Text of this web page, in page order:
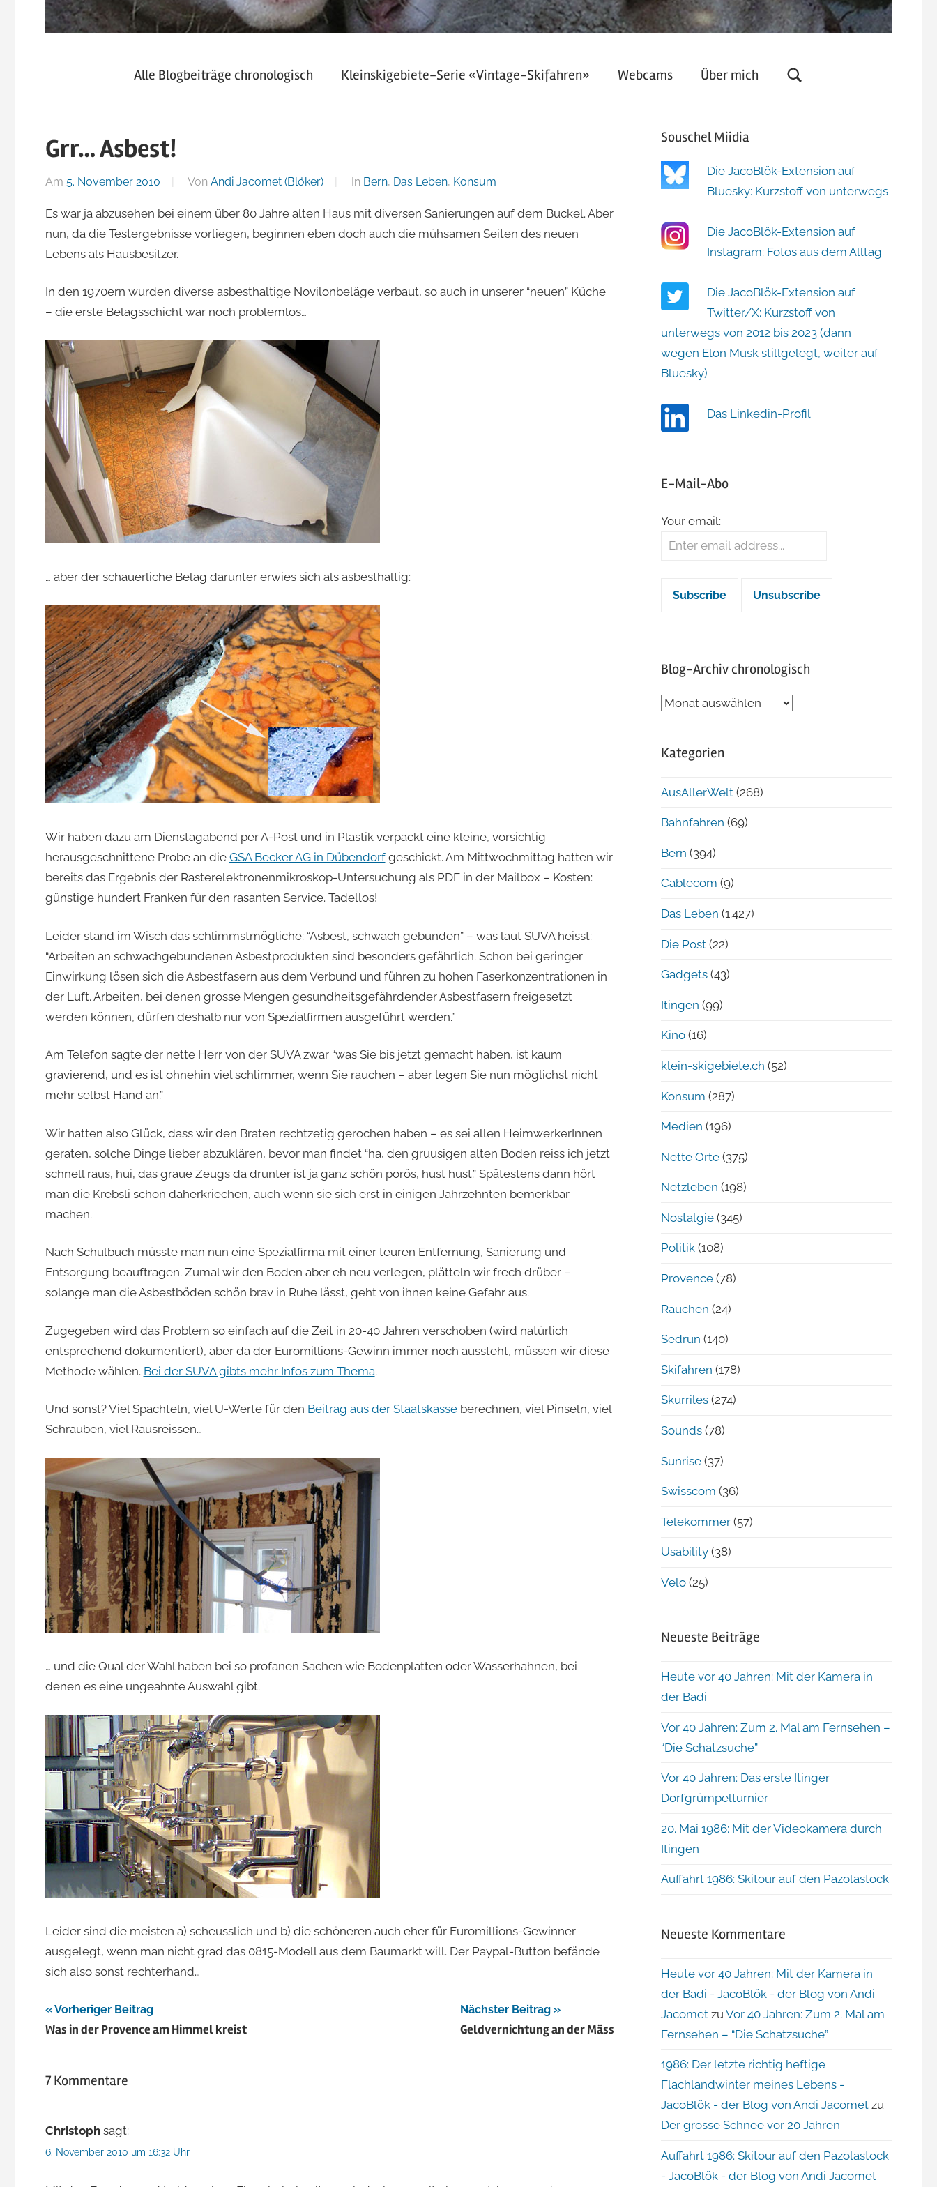
JacoBlök
der
Blog
von
Andi
Jacomet
skigebiete.ch
Alle Blogbeiträge chronologisch Kleinskigebiete-Serie «Vintage-Skifahren» Webcams Über mich
Grr… Asbest!
Am 5. November 2010 Von Andi Jacomet (Blöker) In Bern, Das Leben, Konsum
Es war ja abzusehen bei einem über 80 Jahre alten Haus mit diversen Sanierungen auf dem Buckel. Aber
nun, da die Testergebnisse vorliegen, beginnen eben doch auch die mühsamen Seiten des neuen
Lebens als Hausbesitzer.
In den 1970ern wurden diverse asbesthaltige Novilonbeläge verbaut, so auch in unserer “neuen” Küche
– die erste Belagsschicht war noch problemlos…
… aber der schauerliche Belag darunter erwies sich als asbesthaltig:
Wir haben dazu am Dienstagabend per A-Post und in Plastik verpackt eine kleine, vorsichtig
herausgeschnittene Probe an die GSA Becker AG in Dübendorfgeschickt. Am Mittwochmittag hatten wir
bereits das Ergebnis der Rasterelektronenmikroskop-Untersuchung als PDF in der Mailbox – Kosten:
günstige hundert Franken für den rasanten Service. Tadellos!
Leider stand im Wisch das schlimmstmögliche: “Asbest, schwach gebunden” – was laut SUVA heisst:
“Arbeiten an schwachgebundenen Asbestprodukten sind besonders gefährlich. Schon bei geringer
Einwirkung lösen sich die Asbestfasern aus dem Verbund und führen zu hohen Faserkonzentrationen in
der Luft. Arbeiten, bei denen grosse Mengen gesundheitsgefährdender Asbestfasern freigesetzt
werden können, dürfen deshalb nur von Spezialfirmen ausgeführt werden.”
Am Telefon sagte der nette Herr von der SUVA zwar “was Sie bis jetzt gemacht haben, ist kaum
gravierend, und es ist ohnehin viel schlimmer, wenn Sie rauchen – aber legen Sie nun möglichst nicht
mehr selbst Hand an.”
Wir hatten also Glück, dass wir den Braten rechtzetig gerochen haben – es sei allen HeimwerkerInnen
geraten, solche Dinge lieber abzuklären, bevor man findet “ha, den gruusigen alten Boden reiss ich jetzt
schnell raus, hui, das graue Zeugs da drunter ist ja ganz schön porös, hust hust.” Spätestens dann hört
man die Krebsli schon daherkriechen, auch wenn sie sich erst in einigen Jahrzehnten bemerkbar
machen.
Nach Schulbuch müsste man nun eine Spezialfirma mit einer teuren Entfernung, Sanierung und
Entsorgung beauftragen. Zumal wir den Boden aber eh neu verlegen, plätteln wir frech drüber –
solange man die Asbestböden schön brav in Ruhe lässt, geht von ihnen keine Gefahr aus.
Zugegeben wird das Problem so einfach auf die Zeit in 20-40 Jahren verschoben (wird natürlich
entsprechend dokumentiert), aber da der Euromillions-Gewinn immer noch aussteht, müssen wir diese
Methode wählen. Bei der SUVA gibts mehr Infos zum Thema.
Und sonst? Viel Spachteln, viel U-Werte für den Beitrag aus der Staatskasseberechnen, viel Pinseln, viel
Schrauben, viel Rausreissen…
… und die Qual der Wahl haben bei so profanen Sachen wie Bodenplatten oder Wasserhahnen, bei
denen es eine ungeahnte Auswahl gibt.
Leider sind die meisten a) scheusslich und b) die schöneren auch eher für Euromillions-Gewinner
ausgelegt, wenn man nicht grad das 0815-Modell aus dem Baumarkt will. Der Paypal-Button befände
sich also sonst rechterhand…
Beitragsnavigation
Vorheriger Beitrag
Was in der Provence am Himmel kreist
Nächster Beitrag
Geldvernichtung an der Mäss
7 Kommentare
Christoph sagt:
6. November 2010 um 16:32 Uhr
Souschel Miidia
Die JacoBlök-Extension auf
Bluesky: Kurzstoff von unterwegs
Die JacoBlök-Extension auf
Instagram: Fotos aus dem Alltag
Die JacoBlök-Extension auf
Twitter/X: Kurzstoff von
unterwegs von 2012 bis 2023 (dann
wegen Elon Musk stillgelegt, weiter auf
Bluesky)
Das Linkedin-Profil
E-Mail-Abo
Your email:
Blog-Archiv chronologisch
Blog-
Kategorien
AusAllerWelt (268)
Bahnfahren (69)
Bern (394)
Cablecom (9)
Das Leben (1.427)
Die Post (22)
Gadgets (43)
Itingen (99)
Kino (16)
klein-skigebiete.ch (52)
Konsum (287)
Medien (196)
Nette Orte (375)
Netzleben (198)
Nostalgie (345)
Politik (108)
Provence (78)
Rauchen (24)
Sedrun (140)
Skifahren (178)
Skurriles (274)
Sounds (78)
Sunrise (37)
Swisscom (36)
Telekommer (57)
Usability (38)
Velo (25)
Neueste Beiträge
Heute vor 40 Jahren: Mit der Kamera in
der Badi
Vor 40 Jahren: Zum 2. Mal am Fernsehen –
“Die Schatzsuche”
Vor 40 Jahren: Das erste Itinger
Dorfgrümpelturnier
20. Mai 1986: Mit der Videokamera durch
Itingen
Auffahrt 1986: Skitour auf den Pazolastock
Neueste Kommentare
Heute vor 40 Jahren: Mit der Kamera in
der Badi - JacoBlök - der Blog von Andi
Jacomet zu Vor 40 Jahren: Zum 2. Mal am
Fernsehen – “Die Schatzsuche”
1986: Der letzte richtig heftige
Flachlandwinter meines Lebens -
JacoBlök - der Blog von Andi Jacomet zu
Der grosse Schnee vor 20 Jahren
Auffahrt 1986: Skitour auf den Pazolastock
- JacoBlök - der Blog von Andi Jacomet